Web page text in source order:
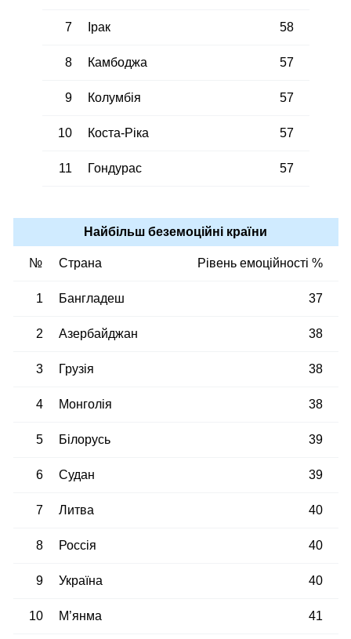
7 Ірак 58
8 Камбоджа 57
9 Колумбія 57
10 Коста-Ріка 57
11 Гондурас 57
Найбільш беземоційні країни
№ Страна Рівень емоційності %
1 Бангладеш 37
2 Азербайджан 38
3 Грузія 38
4 Монголія 38
5 Білорусь 39
6 Судан 39
7 Литва 40
8 Россія 40
9 Україна 40
10 М’янма 41